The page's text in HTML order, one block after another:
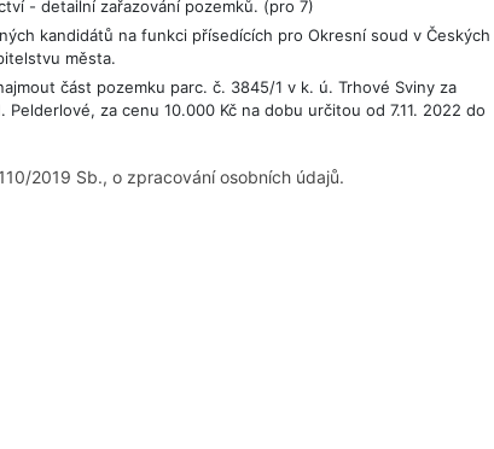
- detailní zařazování pozemků. (pro 7)
kandidátů na funkci přísedících pro Okresní soud v Českých
města.
část pozemku parc. č. 3845/1 v k. ú. Trhové Sviny za
za cenu 10.000 Kč na dobu určitou od 7.11. 2022 do
2019 Sb., o zpracování osobních údajů.